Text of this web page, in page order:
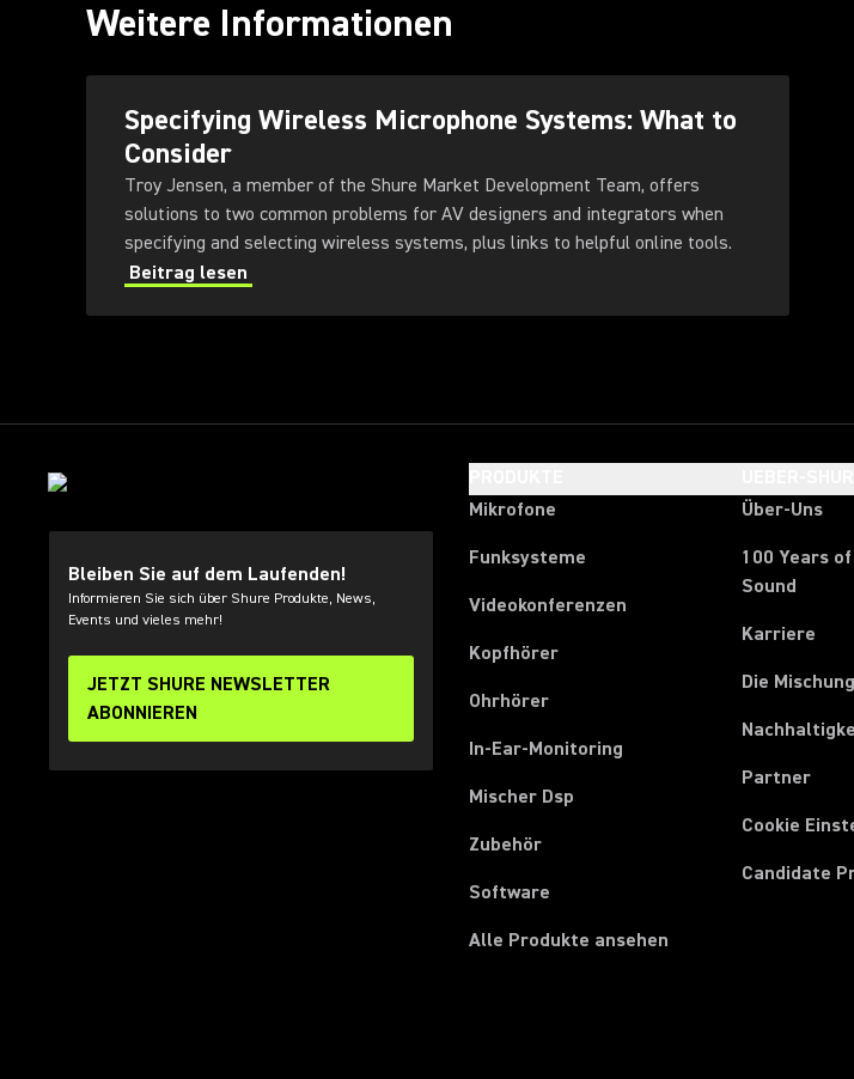
Weitere Informationen
Specifying Wireless Microphone Systems: What to
Consider
Troy Jensen, a member of the Shure Market Development Team, offers
solutions to two common problems for AV designers and integrators when
specifying and selecting wireless systems, plus links to helpful online tools.
Beitrag lesen
Bleiben Sie auf dem Laufenden!
Informieren Sie sich über Shure Produkte, News,
Events und vieles mehr!
JETZT SHURE NEWSLETTER
ABONNIEREN
Mikrofone
Funksysteme
Videokonferenzen
Kopfhörer
Ohrhörer
In-Ear-Monitoring
Mischer Dsp
Zubehör
Software
Alle Produkte ansehen
Über-Uns
100 Years
Sound
Karriere
Die
Partner
Cookie
Candidate